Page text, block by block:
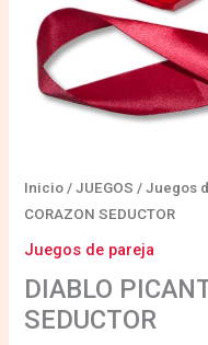
Inicio /JUEGOS /Juegos
CORAZON SEDUCTOR
Juegos de pareja
DIABLO
SEDUCTOR